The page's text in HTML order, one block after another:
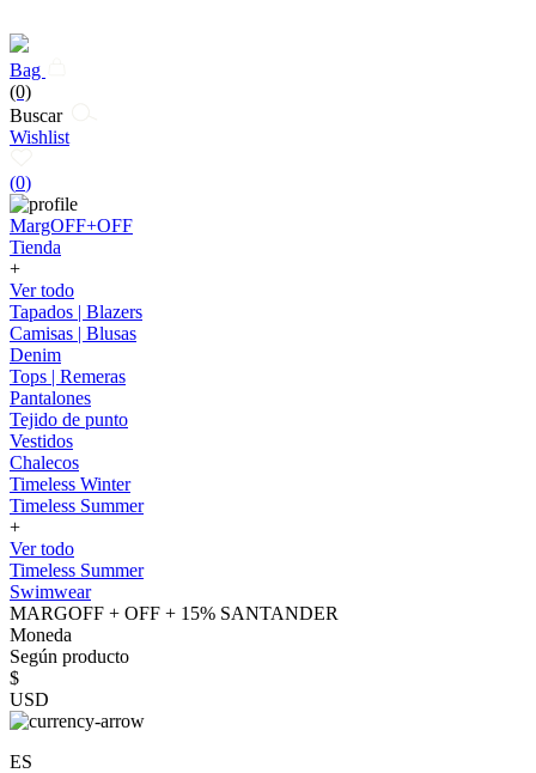
Bag
(0)
Buscar
Wishlist
(0)
MargOFF+OFF
Tienda
+
Ver todo
Tapados | Blazers
Camisas | Blusas
Denim
Tops | Remeras
Pantalones
Tejido de punto
Vestidos
Chalecos
Timeless Winter
Timeless Summer
+
Ver todo
Timeless Summer
Swimwear
MARGOFF + OFF + 15% SANTANDER
Moneda
Según producto
$
USD
ES